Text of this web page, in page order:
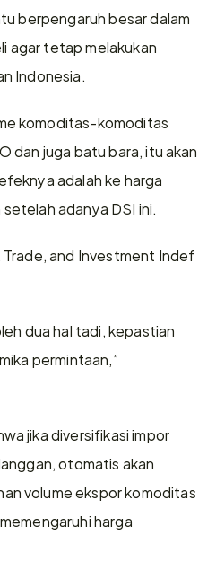
berpengaruh besar dalam
agar tetap melakukan
Indonesia.
komoditas-komoditas
dan juga batu bara, itu akan
adalah ke harga
adanya DSI ini.
and Investment Indef
dua hal tadi, kepastian
permintaan,”
jika diversifikasi impor
otomatis akan
volume ekspor komoditas
harga